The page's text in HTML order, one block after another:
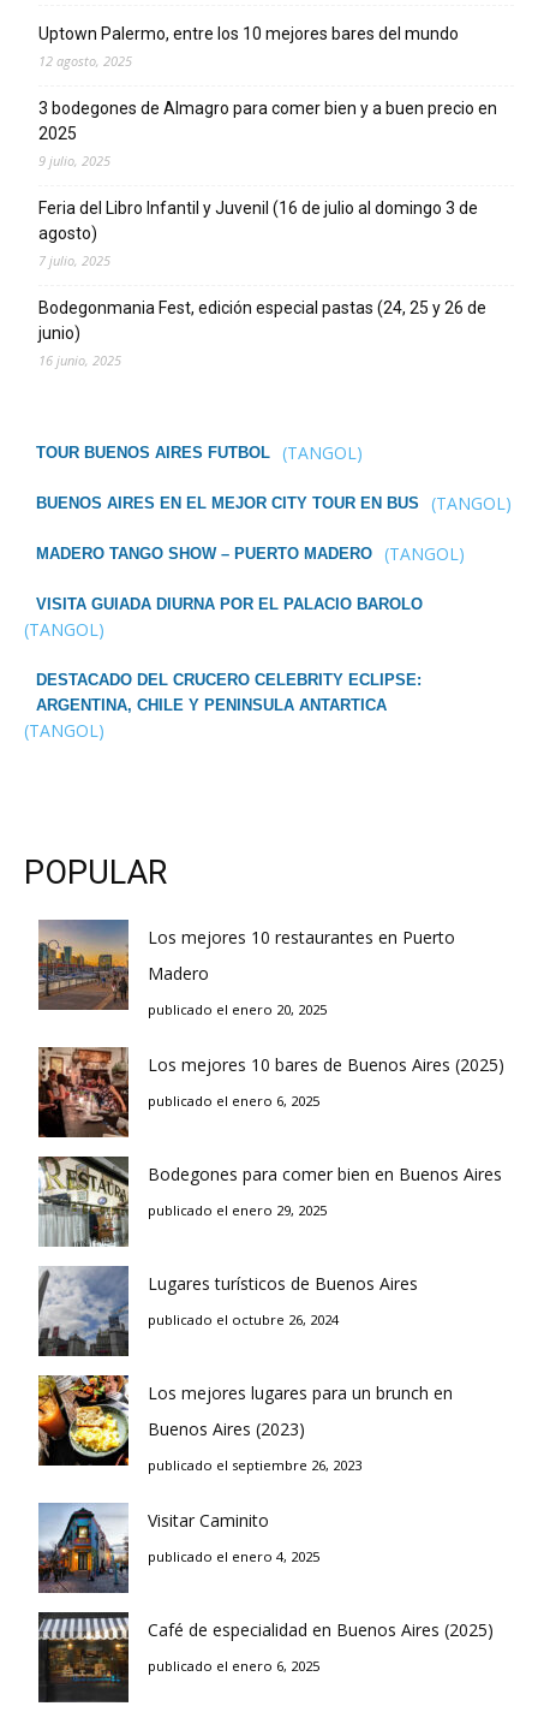
Uptown Palermo, entre los 10 mejores bares del mundo
12 agosto, 2025
3 bodegones de Almagro para comer bien y a buen precio en
2025
9 julio, 2025
Feria del Libro Infantil y Juvenil (16 de julio al domingo 3 de
agosto)
7 julio, 2025
Bodegonmania Fest, edición especial pastas (24, 25 y 26 de
junio)
16 junio, 2025
TOUR BUENOS AIRES FUTBOL (TANGOL)
BUENOS AIRES EN EL MEJOR CITY TOUR EN BUS (TANGOL)
MADERO TANGO SHOW – PUERTO MADERO (TANGOL)
VISITA GUIADA DIURNA POR EL PALACIO BAROLO
(TANGOL)
DESTACADO DEL CRUCERO CELEBRITY ECLIPSE:
ARGENTINA, CHILE Y PENINSULA ANTARTICA
(TANGOL)
POPULAR
Los mejores 10 restaurantes en Puerto
Madero
publicado el enero 20, 2025
Los mejores 10 bares de Buenos Aires (2025)
publicado el enero 6, 2025
Bodegones para comer bien en Buenos Aires
publicado el enero 29, 2025
Lugares turísticos de Buenos Aires
publicado el octubre 26, 2024
Los mejores lugares para un brunch en
Buenos Aires (2023)
publicado el septiembre 26, 2023
Visitar Caminito
publicado el enero 4, 2025
Café de especialidad en Buenos Aires (2025)
publicado el enero 6, 2025